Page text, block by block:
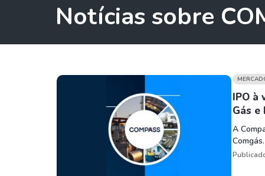
Assuntos do momento
FIIs
XPML11
RECR11
Notícias sobre
IPO à
Gás e
A
Comgás.